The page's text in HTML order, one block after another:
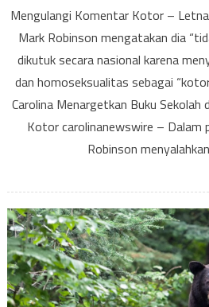
Mengulangi Komentar Kotor –
Mark Robinson mengatakan dia
dikutuk secara nasional karena
dan homoseksualitas sebagai
Carolina Menargetkan Buku
Kotor carolinanewswire – Dalam
Robinson